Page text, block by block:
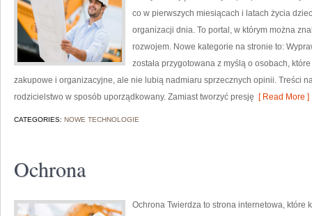
co w pierwszych miesiącach i latach życia
organizacji dnia. To portal, w którym można
rozwojem. Nowe kategorie na stronie to:
została przygotowana z myślą o osobach,
zakupowe i organizacyjne, ale nie lubią nadmiaru sprzecznych opinii. Treści
rodzicielstwo w sposób uporządkowany. Zamiast tworzyć presję [ Read More ]
CATEGORIES: NOWE TECHNOLOGIE
Ochrona
Ochrona Twierdza to strona internetowa,